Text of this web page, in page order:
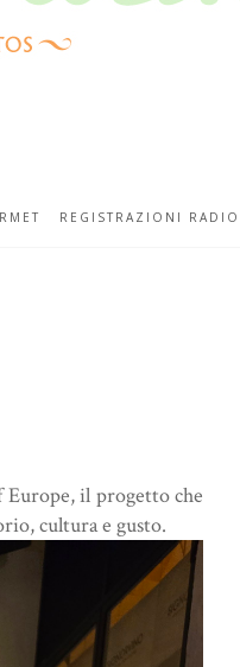
REGISTRAZIONI RADIO
Europe, il progetto che
cultura e gusto.